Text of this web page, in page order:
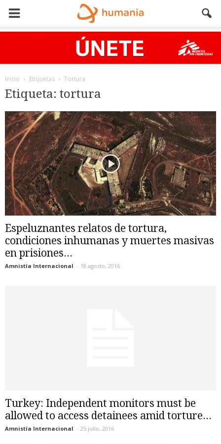
Inicio Etiquetas Tortura
Etiqueta: tortura
Espeluznantes relatos de tortura,
condiciones inhumanas y muertes masivas
en prisiones...
Amnistía Internacional - 18 agosto, 2016
Turkey: Independent monitors must be
allowed to access detainees amid torture...
Amnistía Internacional - 25 julio, 2016